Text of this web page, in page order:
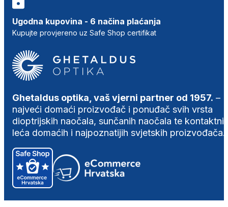
Ugodna kupovina - 6 načina plaćanja
Kupujte provjereno uz Safe Shop certifikat
Ghetaldus optika, vaš vjerni partner od 1957. –
najveći domaći proizvođač i ponuđač svih vrsta
dioptrijskih naočala, sunčanih naočala te
leća domaćih i najpoznatijih svjetskih proizvođača.